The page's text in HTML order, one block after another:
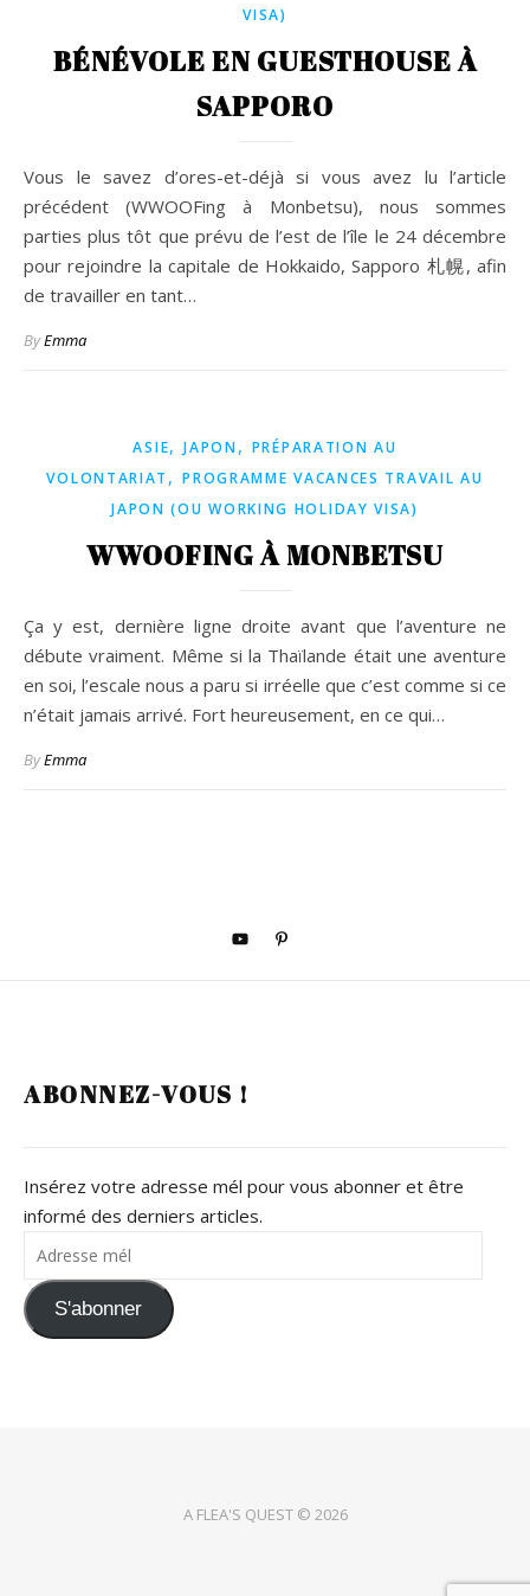
VISA)
BÉNÉVOLE EN GUESTHOUSE À
SAPPORO
Vous le savez d’ores-et-déjà si vous avez lu l’article
précédent (WWOOFing à Monbetsu), nous sommes
parties plus tôt que prévu de l’est de l’île le 24 décembre
pour rejoindre la capitale de Hokkaido, Sapporo 札幌, afin
de travailler en tant…
ByEmma
ASIE,JAPON, PRÉPARATION AU
VOLONTARIAT ,PROGRAMME VACANCES TRAVAIL AU
JAPON (OU WORKING HOLIDAY VISA)
WWOOFING À MONBETSU
Ça y est, dernière ligne droite avant que l’aventure ne
débute vraiment. Même si la Thaïlande était une aventure
en soi, l’escale nous a paru si irréelle que c’est comme si ce
n’était jamais arrivé. Fort heureusement, en ce qui…
ByEmma
ABONNEZ-VOUS !
Insérez votre adresse mél pour vous abonner et être
informé des derniers articles.
Adresse mél
S'abonner
A FLEA'S QUEST © 2026